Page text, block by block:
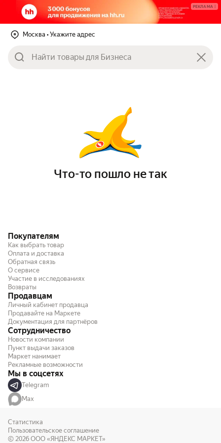
РЕКЛАМА
Москва • Укажите адрес
Что-то пошло не так
Покупателям
Как выбрать товар
Оплата и доставка
Обратная связь
О сервисе
Участие в исследованиях
Возвраты
Продавцам
Личный кабинет продавца
Продавайте на Маркете
Документация для партнёров
Сотрудничество
Новости компании
Пункт выдачи заказов
Маркет нанимает
Рекламные возможности
Мы в соцсетях
Telegram
Max
Статистика
Пользовательское соглашение
© 2026 ООО «ЯНДЕКС МАРКЕТ»